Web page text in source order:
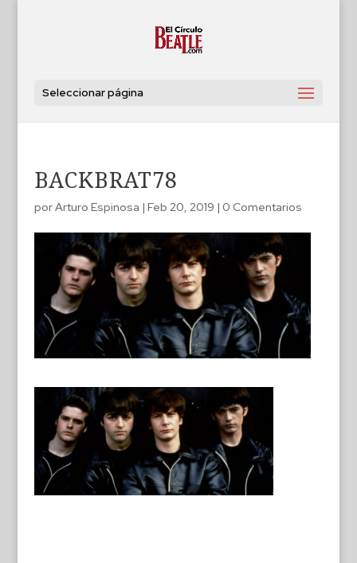
Seleccionar página
BACKBRAT78
porArturo Espinosa | Feb 20, 2019 | 0 Comentarios